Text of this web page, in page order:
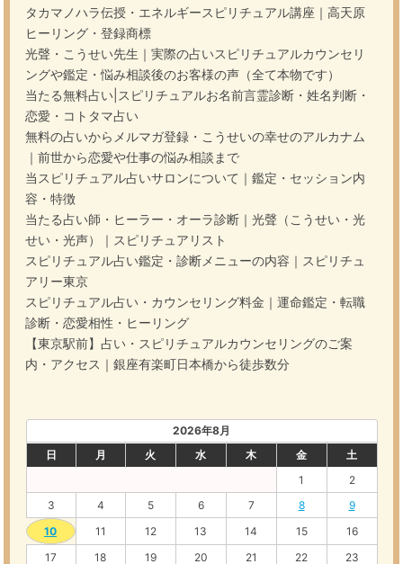
タカマノハラ伝授・エネルギースピリチュアル講座｜高天原
ヒーリング・登録商標
光聲・こうせい先生｜実際の占いスピリチュアルカウンセリ
ングや鑑定・悩み相談後のお客様の声（全て本物です）
当たる無料占い|スピリチュアルお名前言霊診断・姓名判断・
恋愛・コトタマ占い
無料の占いからメルマガ登録・こうせいの幸せのアルカナム
｜前世から恋愛や仕事の悩み相談まで
当スピリチュアル占いサロンについて｜鑑定・セッション内
容・特徴
当たる占い師・ヒーラー・オーラ診断｜光聲（こうせい・光
せい・光声）｜スピリチュアリスト
スピリチュアル占い鑑定・診断メニューの内容｜スピリチュ
アリー東京
スピリチュアル占い・カウンセリング料金｜運命鑑定・転職
診断・恋愛相性・ヒーリング
【東京駅前】占い・スピリチュアルカウンセリングのご案
内・アクセス｜銀座有楽町日本橋から徒歩数分
2026年8月
日
月 火 水 木 金
土
1
2
3
4 5 6 7 8
9
10
11 12 13 14 15
16
17
18 19 20 21 22
23